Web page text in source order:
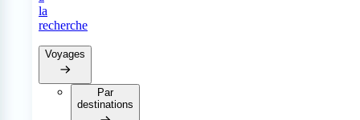
la
recherche
Voyages
Par
destinations